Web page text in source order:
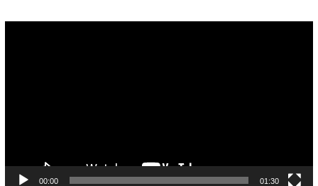
00:00 01:30